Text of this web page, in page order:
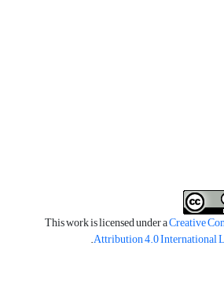
This work is licensed under aCreative
Attribution 4.0 International
.